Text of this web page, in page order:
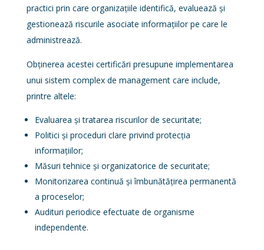
practici prin care organizațiile identifică, evaluează și
gestionează riscurile asociate informațiilor pe care le
administrează.
Obținerea acestei certificări presupune implementarea
unui sistem complex de management care include,
printre altele:
Evaluarea și tratarea riscurilor de securitate;
Politici și proceduri clare privind protecția
informațiilor;
Măsuri tehnice și organizatorice de securitate;
Monitorizarea continuă și îmbunătățirea permanentă
a proceselor;
Audituri periodice efectuate de organisme
independente.